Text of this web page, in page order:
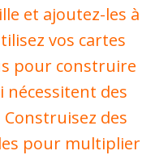
et ajoutez-les à
vos cartes
pour construire
nécessitent des
des
pour multiplier